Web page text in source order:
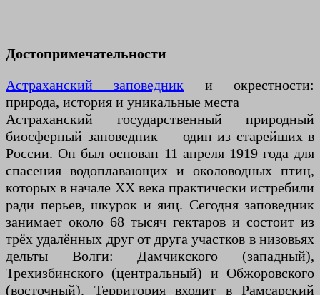
Достопримечательности
Астраханский заповедник и окрестности:
природа, история и уникальные места
Астраханский государственный природный
биосферный заповедник — один из старейших в
России. Он был основан 11 апреля 1919 года для
спасения водоплавающих и околоводных птиц,
которых в начале XX века практически истребили
ради перьев, шкурок и яиц. Сегодня заповедник
занимает около 68 тысяч гектаров и состоит из
трёх удалённых друг от друга участков в низовьях
дельты Волги: Дамчикского (западный),
Трехизбинского (центральный) и Обжоровского
(восточный). Территория входит в Рамсарский